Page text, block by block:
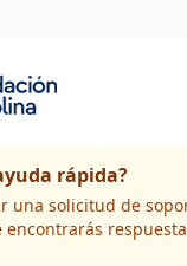
rápida?
una solicitud de
encontrarás